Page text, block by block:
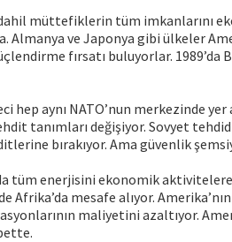
müttefiklerin tüm imkanlarını
Almanya ve Japonya gibi ülkeler
fırsatı buluyorlar. 1989’da
hep aynı NATO’nun merkezinde yer
tanımları değişiyor. Sovyet
bırakıyor. Ama güvenlik
tüm enerjisini ekonomik aktivitelere
Afrika’da mesafe alıyor.
maliyetini azaltıyor.